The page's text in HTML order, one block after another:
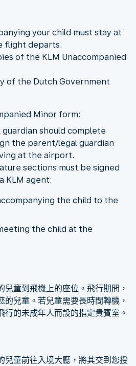
your child must stay at
flight departs.
of the KLM Unaccompanied
of the Dutch Government
Minor form:
should complete
the parent/legal guardian
at the airport.
sections must be signed
KLM agent:
the child to the
the child at the
兒童到飛機上的座位。飛行期間，
的兒童。若兒童需要長時間轉機，
行的未成年人而設的指定貴賓室。
兒童前往入境大廳，將其交到您授